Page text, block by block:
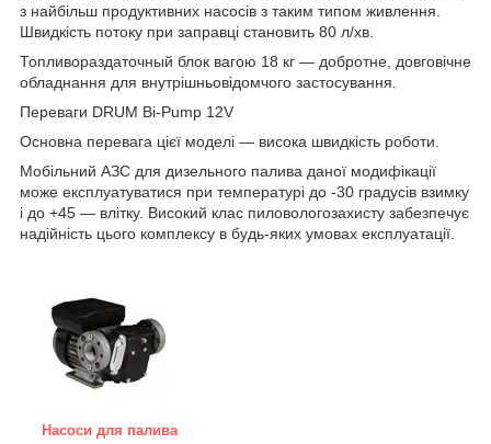
з найбільш продуктивних насосів з таким типом живлення.
Швидкість потоку при заправці становить 80 л/хв.
Топливораздаточный блок вагою 18 кг — добротне, довговічне
обладнання для внутрішньовідомчого застосування.
Переваги DRUM Bi-Pump 12V
Основна перевага цієї моделі — висока швидкість роботи.
Мобільний АЗС для дизельного палива даної модифікації
може експлуатуватися при температурі до -30 градусів взимку
і до +45 — влітку. Високий клас пиловологозахисту забезпечує
надійність цього комплексу в будь-яких умовах експлуатації.
Насоси для палива